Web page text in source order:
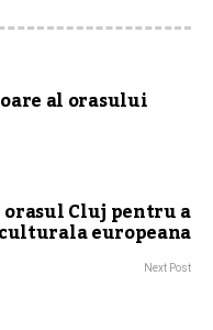
al orasului
Cluj pentru a
europeana
Next Post